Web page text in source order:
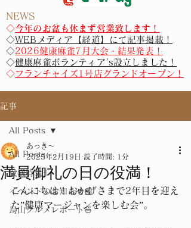
NEWS
​​◇今年のお盆も休まず営業致します！
◇WEBメディア【経道】にて記事掲載！
◇2026健康麻雀7月大会・結果発表！
◇健康麻雀ボランティア's設立しました！
◇フランチャイズ1号店グランドオープン！
記事
All Posts
役満特集🀄
イベントのお知らせ📰
烏山グルメレポート🍜
All Posts
満員御礼の日の役満！
あっき～
2025年2月19日
読了時間: 1分
こんにちは！おかげさまで2年目を迎え
た”健康マージャンを楽しむ会”。